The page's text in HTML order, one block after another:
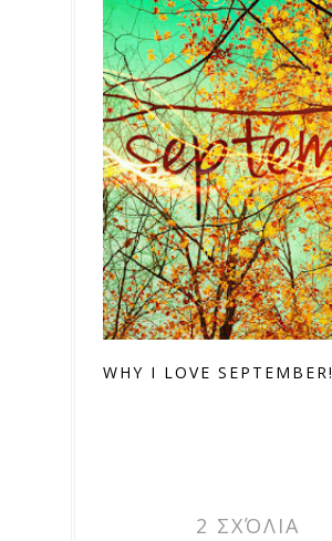
WHY I LOVE SEPTEMBER!
2 ΣΧΌΛΙΑ